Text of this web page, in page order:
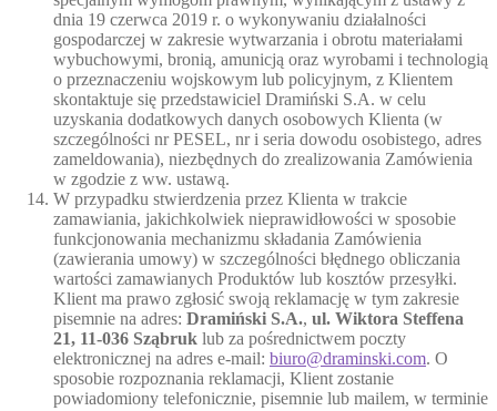
dnia 19 czerwca 2019 r. o wykonywaniu działalności
gospodarczej w zakresie wytwarzania i obrotu materiałami
wybuchowymi, bronią, amunicją oraz wyrobami i technologią
o przeznaczeniu wojskowym lub policyjnym, z Klientem
skontaktuje się przedstawiciel Dramiński S.A. w celu
uzyskania dodatkowych danych osobowych Klienta (w
szczególności nr PESEL, nr i seria dowodu osobistego, adres
zameldowania), niezbędnych do zrealizowania Zamówienia
w zgodzie z ww. ustawą.
W przypadku stwierdzenia przez Klienta w trakcie
zamawiania, jakichkolwiek nieprawidłowości w sposobie
funkcjonowania mechanizmu składania Zamówienia
(zawierania umowy) w szczególności błędnego obliczania
wartości zamawianych Produktów lub kosztów przesyłki.
Klient ma prawo zgłosić swoją reklamację w tym zakresie
pisemnie na adres: Dramiński S.A., ul. Wiktora Steffena
21, 11-036 Sząbruk lub za pośrednictwem poczty
elektronicznej na adres e-mail: biuro@draminski.com. O
sposobie rozpoznania reklamacji, Klient zostanie
powiadomiony telefonicznie, pisemnie lub mailem, w terminie